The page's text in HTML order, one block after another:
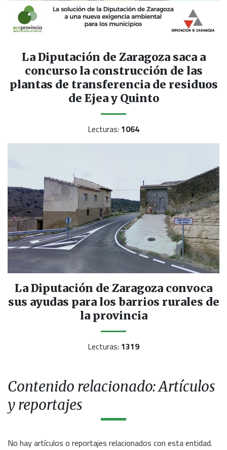
La Diputación de Zaragoza saca a
concurso la construcción de las
plantas de transferencia de residuos
de Ejea y Quinto
Lecturas: 1064
La Diputación de Zaragoza convoca
sus ayudas para los barrios rurales de
la provincia
Lecturas: 1319
Contenido relacionado: Artículos
y reportajes
No hay artículos o reportajes relacionados con esta entidad.